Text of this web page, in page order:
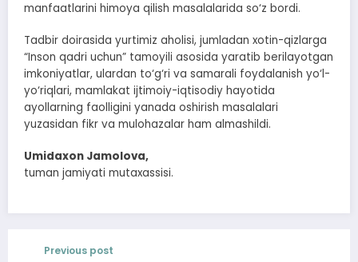
manfaatlarini himoya qilish masalalarida so‘z bordi.
Tadbir doirasida yurtimiz aholisi, jumladan xotin-qizlarga
“Inson qadri uchun” tamoyili asosida yaratib berilayotgan
imkoniyatlar, ulardan to‘g‘ri va samarali foydalanish yo‘l-
yo‘riqlari, mamlakat ijtimoiy-iqtisodiy hayotida
ayollarning faolligini yanada oshirish masalalari
yuzasidan fikr va mulohazalar ham almashildi.
Umidaxon Jamolova,
tuman jamiyati mutaxassisi.
Previous post